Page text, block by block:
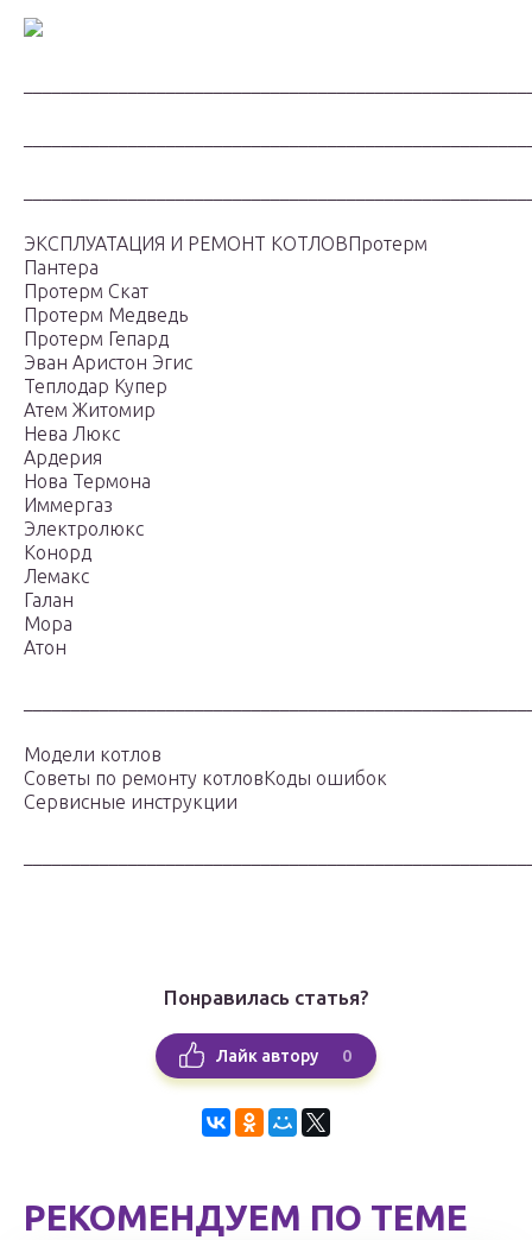
ЭКСПЛУАТАЦИЯ И РЕМОНТ КОТЛОВПротерм
Пантера
Протерм Скат
Протерм Медведь
Протерм Гепард
Эван Аристон Эгис
Теплодар Купер
Атем Житомир
Нева Люкс
Ардерия
Нова Термона
Иммергаз
Электролюкс
Конорд
Лемакс
Галан
Мора
Атон
Модели котлов
Советы по ремонту котловКоды ошибок
Сервисные инструкции
Понравилась статья?
Лайк автору 0
РЕКОМЕНДУЕМ ПО ТЕМЕ